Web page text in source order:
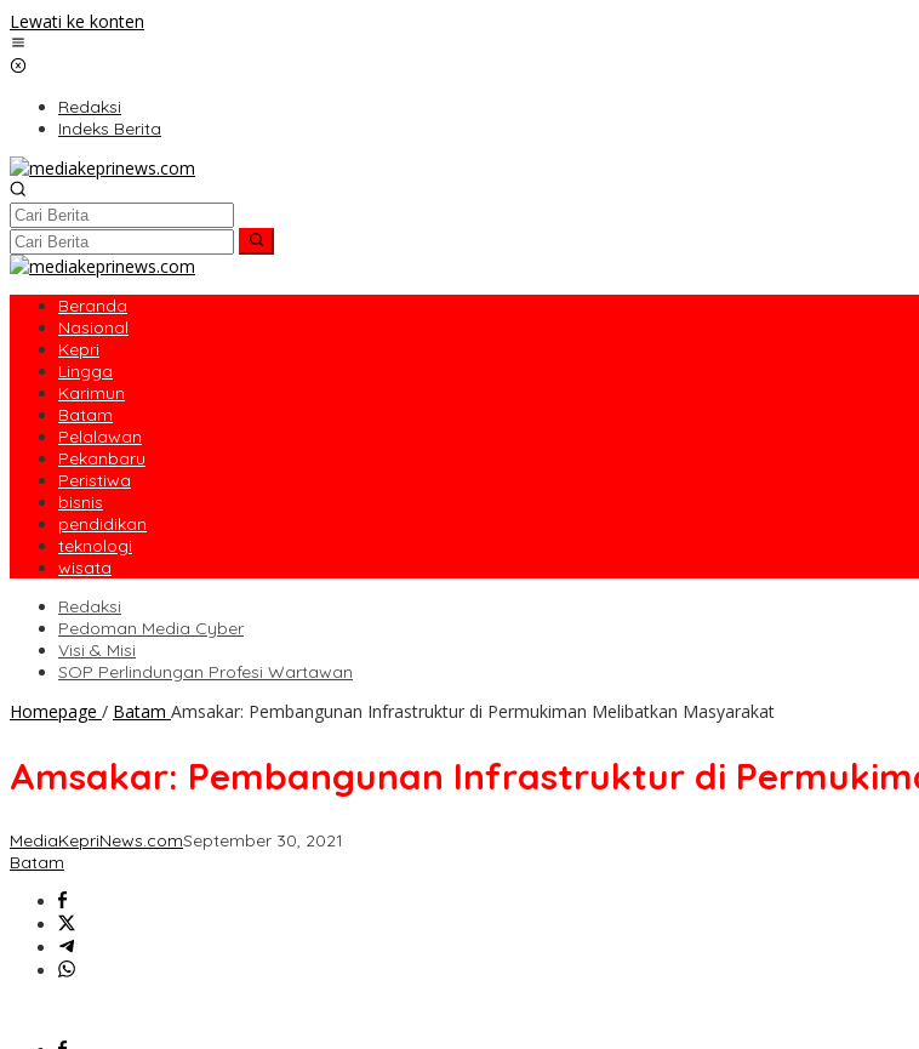
Lewati ke konten
Redaksi
Indeks Berita
Beranda
Nasional
Kepri
Lingga
Karimun
Batam
Pelalawan
Pekanbaru
Peristiwa
bisnis
pendidikan
teknologi
wisata
Redaksi
Pedoman Media Cyber
Visi & Misi
SOP Perlindungan Profesi Wartawan
Homepage / Batam Amsakar: Pembangunan Infrastruktur di Permukiman Melibatkan Masyarakat
Amsakar: Pembangunan Infrastruktur di
MediaKepriNews.comSeptember 30, 2021
Batam